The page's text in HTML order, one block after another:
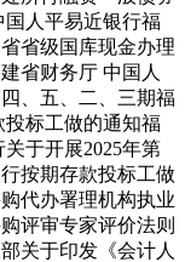
国人平易近银行福
省级国库现金办理
省财务厅 中国人
、五、二、三期福
标工做的通知福
于开展2025年第
按期存款投标工做
代办署理机构执业
评审专家评价法则
关于印发《会计人